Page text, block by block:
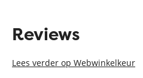
Reviews
Lees verder op Webwinkelkeur